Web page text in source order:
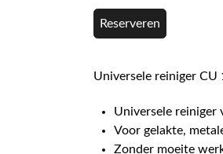
Reserveren
Universele reiniger CU
Universele reiniger
Voor gelakte,
Zonder moeite